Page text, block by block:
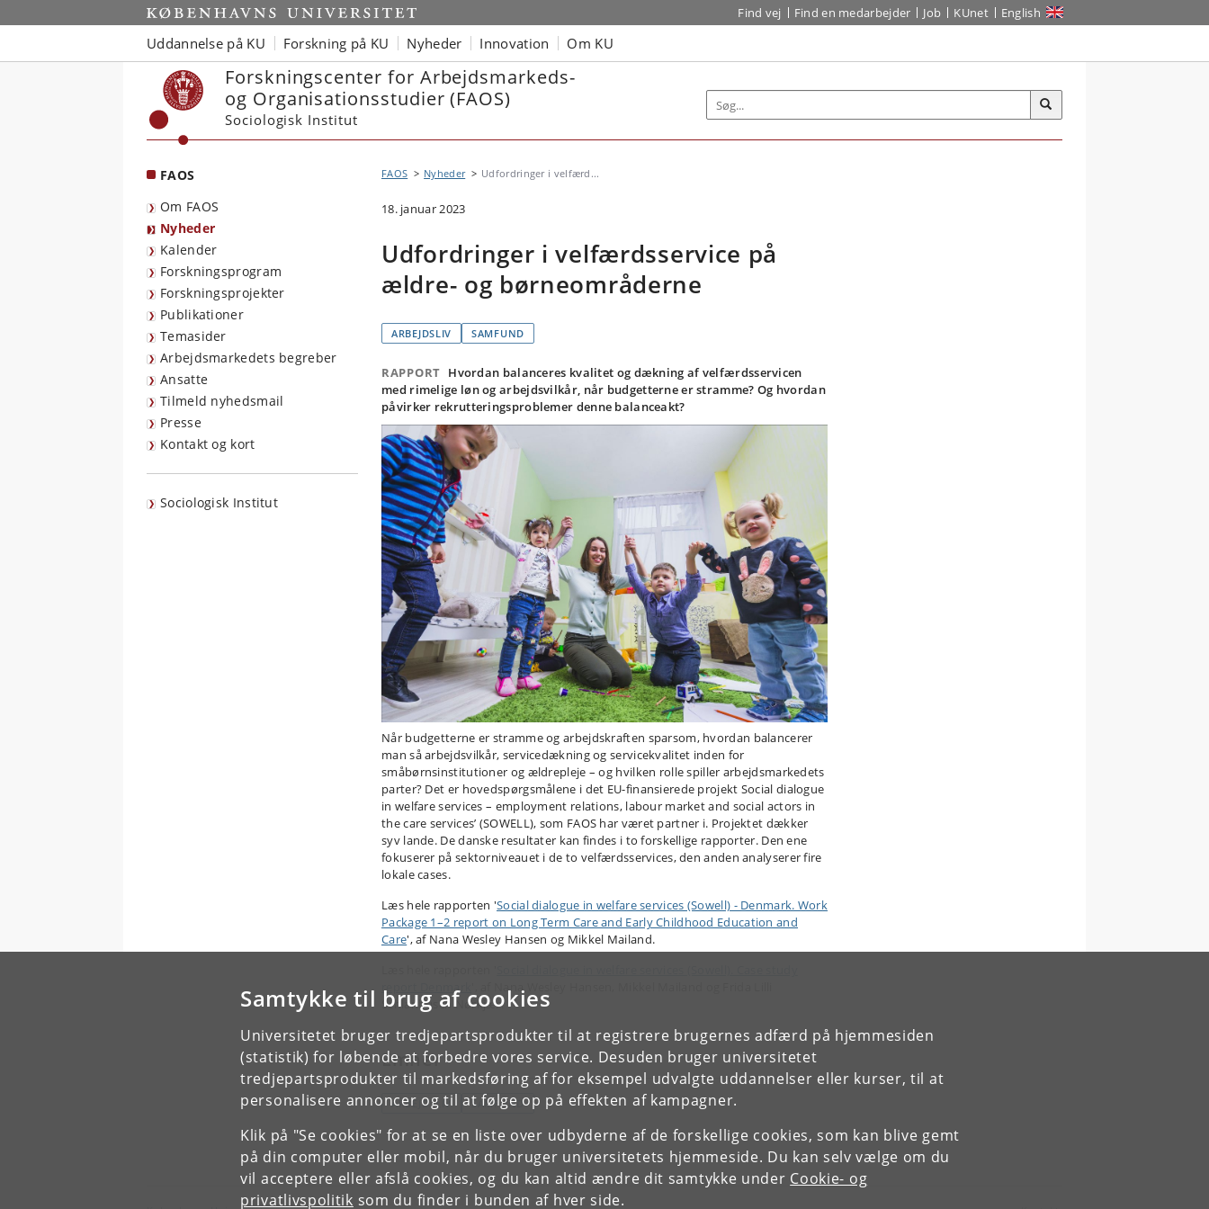
Samtykke til brug af cookies
Universitetet bruger tredjepartsprodukter til at registrere brugernes adfærd på hjemmesiden
(statistik) for løbende at forbedre vores service. Desuden bruger universitetet
tredjepartsprodukter til markedsføring af for eksempel udvalgte uddannelser eller kurser, til at
personalisere annoncer og til at følge op på effekten af kampagner.
Klik på "Se cookies" for at se en liste over udbyderne af de forskellige cookies, som kan blive gemt
på din computer eller mobil, når du bruger universitetets hjemmeside. Du kan selv vælge om du
vil acceptere eller afslå cookies, og du kan altid ændre dit samtykke under Cookie- og
privatlivspolitik som du finder i bunden af hver side.
Start Find vej Find en medarbejder Job KUnet English
Uddannelse på KU Forskning på KU Nyheder Innovation Om KU
Forskningscenter for Arbejdsmarkeds-
og Organisationsstudier (FAOS)
Sociologisk Institut
FAOS
Om FAOS
Nyheder
Kalender
Forskningsprogram
Forskningsprojekter
Publikationer
Temasider
Arbejdsmarkedets begreber
Ansatte
Tilmeld nyhedsmail
Presse
Kontakt og kort
Sociologisk Institut
FAOS Nyheder Udfordringer i velfærd...
18. januar 2023
Udfordringer i velfærdsservice på
ældre- og børneområderne
ARBEJDSLIV SAMFUND
RAPPORT Hvordan balanceres kvalitet og dækning af velfærdsservicen
med rimelige løn og arbejdsvilkår, når budgetterne er stramme? Og hvordan
påvirker rekrutteringsproblemer denne balanceakt?
Når budgetterne er stramme og arbejdskraften sparsom, hvordan balancerer
man så arbejdsvilkår, servicedækning og servicekvalitet inden for
småbørnsinstitutioner og ældrepleje – og hvilken rolle spiller arbejdsmarkedets
parter? Det er hovedspørgsmålene i det EU-finansierede projekt Social dialogue
in welfare services – employment relations, labour market and social actors in
the care services’ (SOWELL), som FAOS har været partner i. Projektet dækker
syv lande. De danske resultater kan findes i to forskellige rapporter. Den ene
fokuserer på sektorniveauet i de to velfærdsservices, den anden analyserer fire
lokale cases.
Læs hele rapporten 'Social dialogue in welfare services (Sowell) - Denmark. Work
Package 1–2 report on Long Term Care and Early Childhood Education and
Care', af Nana Wesley Hansen og Mikkel Mailand.
report Denmark
', af Nana Wesley Hansen, Mikkel Mailand og Frida Lilli
Schlanbusch Nørkjær.
Emner
ARBEJDSLIV SAMFUND